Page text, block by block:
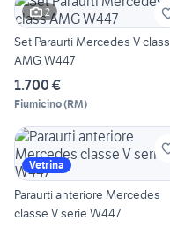
2
Set Paraurti Mercedes V class
AMG W447
1.700 €
Fiumicino(RM)
Vetrina
Paraurti anteriore Mercedes
classe V serie W447